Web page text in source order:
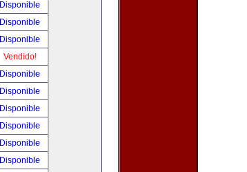
Disponible
Disponible
Disponible
Vendido!
Disponible
Disponible
Disponible
Disponible
Disponible
Disponible